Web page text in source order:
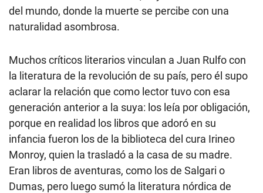
del mundo, donde la muerte se percibe con una
naturalidad asombrosa.
Muchos críticos literarios vinculan a Juan Rulfo con
la literatura de la revolución de su país, pero él supo
aclarar la relación que como lector tuvo con esa
generación anterior a la suya: los leía por obligación,
porque en realidad los libros que adoró en su
infancia fueron los de la biblioteca del cura Irineo
Monroy, quien la trasladó a la casa de su madre.
Eran libros de aventuras, como los de Salgari o
Dumas, pero luego sumó la literatura nórdica de